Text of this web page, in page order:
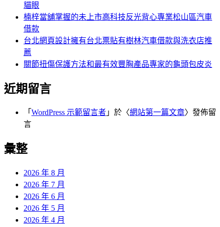
貓眼
楠梓當舖掌握的未上市高科技反光背心專業松山區汽車
借款
台北網頁設計擁有台北票貼有樹林汽車借款與洗衣店推
薦
關節扭傷保護方法和最有效豐胸產品專家的龜頭包皮炎
近期留言
「 WordPress 示範留言者 」於〈網站第一篇文章〉發佈留
言
彙整
2026 年 8 月
2026 年 7 月
2026 年 6 月
2026 年 5 月
2026 年 4 月